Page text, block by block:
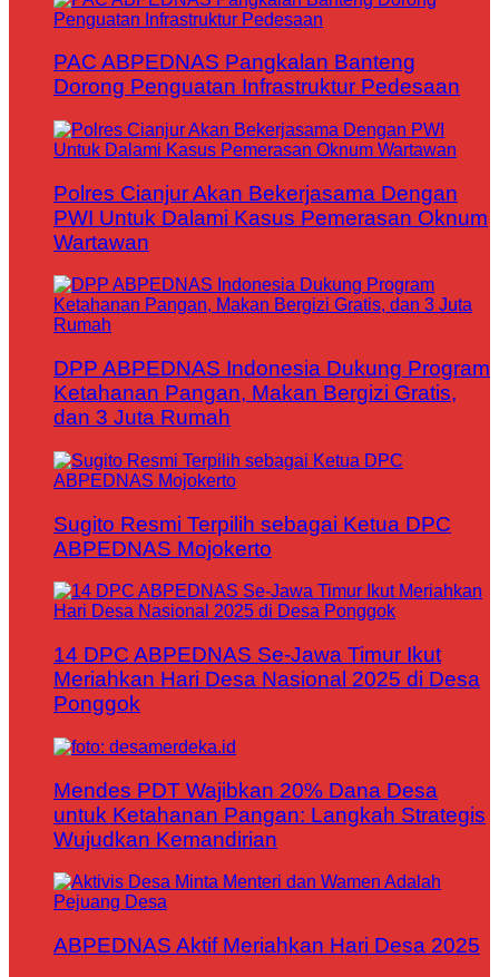
PAC ABPEDNAS Pangkalan Banteng
Dorong Penguatan Infrastruktur Pedesaan
Polres Cianjur Akan Bekerjasama Dengan
PWI Untuk Dalami Kasus Pemerasan Oknum
Wartawan
DPP ABPEDNAS Indonesia Dukung Program
Ketahanan Pangan, Makan Bergizi Gratis,
dan 3 Juta Rumah
Sugito Resmi Terpilih sebagai Ketua DPC
ABPEDNAS Mojokerto
14 DPC ABPEDNAS Se-Jawa Timur Ikut
Meriahkan Hari Desa Nasional 2025 di Desa
Ponggok
Mendes PDT Wajibkan 20% Dana Desa
untuk Ketahanan Pangan: Langkah Strategis
Wujudkan Kemandirian
ABPEDNAS Aktif Meriahkan Hari Desa 2025